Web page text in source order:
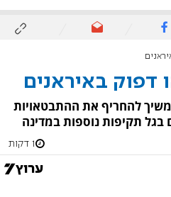
באיראנים
להחריף את ההתבטאויות
תקיפות נוספות במדינה
1 דקות